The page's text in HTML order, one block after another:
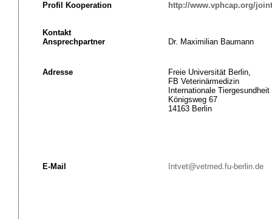
Profil Kooperation
http://www.vphcap.org/
Kontakt
Ansprechpartner
Dr. Maximilian Baumann
Adresse
Freie Universität Berlin,
FB Veterinärmedizin
Internationale Tiergesundheit
Königsweg 67
14163 Berlin
E-Mail Intvet@vetmed.fu-berlin.de